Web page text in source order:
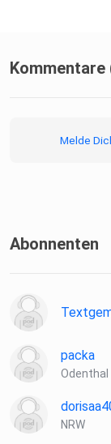
Kommentare
Melde
Abonnenten
packa
Odenthal
NRW